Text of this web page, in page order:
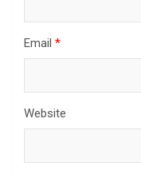
Email *
Website